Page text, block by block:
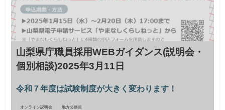
対象
可能
定員 ー
締切 令和7年7月18日（金曜日）
るチャンスです！ご参加お待ちしております！
山梨県庁職員採用WEBガイダンス(説明会・
個別相談)2025年3月11日
令和７年度は試験制度が大きく変わります！
オンライン説明会 地方公務員